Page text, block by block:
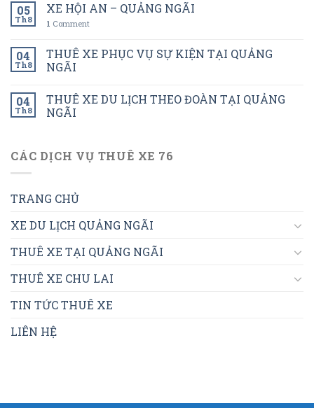
05
Th8
XE HỘI AN – QUẢNG NGÃI
1 Comment
04
Th8
THUÊ XE PHỤC VỤ SỰ KIỆN TẠI QUẢNG
NGÃI
04
Th8
THUÊ XE DU LỊCH THEO ĐOÀN TẠI QUẢNG
NGÃI
CÁC DỊCH VỤ THUÊ XE 76
TRANG CHỦ
XE DU LỊCH QUẢNG NGÃI
THUÊ XE TẠI QUẢNG NGÃI
THUÊ XE CHU LAI
TIN TỨC THUÊ XE
LIÊN HỆ